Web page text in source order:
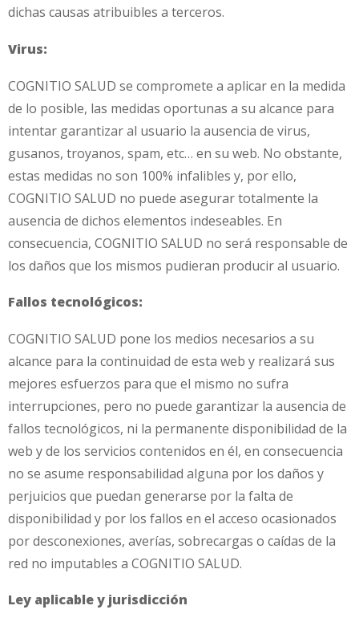
dichas causas atribuibles a terceros.
Virus:
COGNITIO SALUD se compromete a aplicar en la medida
de lo posible, las medidas oportunas a su alcance para
intentar garantizar al usuario la ausencia de virus,
gusanos, troyanos, spam, etc… en su web. No obstante,
estas medidas no son 100% infalibles y, por ello,
COGNITIO SALUD no puede asegurar totalmente la
ausencia de dichos elementos indeseables. En
consecuencia, COGNITIO SALUD no será responsable de
los daños que los mismos pudieran producir al usuario.
Fallos tecnológicos:
COGNITIO SALUD pone los medios necesarios a su
alcance para la continuidad de esta web y realizará sus
mejores esfuerzos para que el mismo no sufra
interrupciones, pero no puede garantizar la ausencia de
fallos tecnológicos, ni la permanente disponibilidad de la
web y de los servicios contenidos en él, en consecuencia
no se asume responsabilidad alguna por los daños y
perjuicios que puedan generarse por la falta de
disponibilidad y por los fallos en el acceso ocasionados
por desconexiones, averías, sobrecargas o caídas de la
red no imputables a COGNITIO SALUD.
Ley aplicable y jurisdicción